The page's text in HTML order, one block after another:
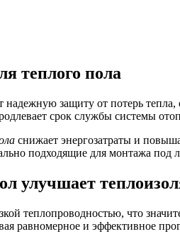
теплого пола
надежную защиту от потерь
срок службы системы
снижает энергозатраты и
подходящие для монтажа
улучшает
теплопроводностью, что
равномерное и эффективное